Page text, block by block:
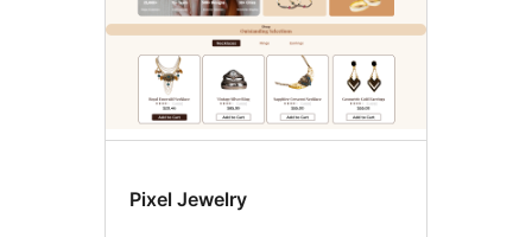
Pixel Jewelry